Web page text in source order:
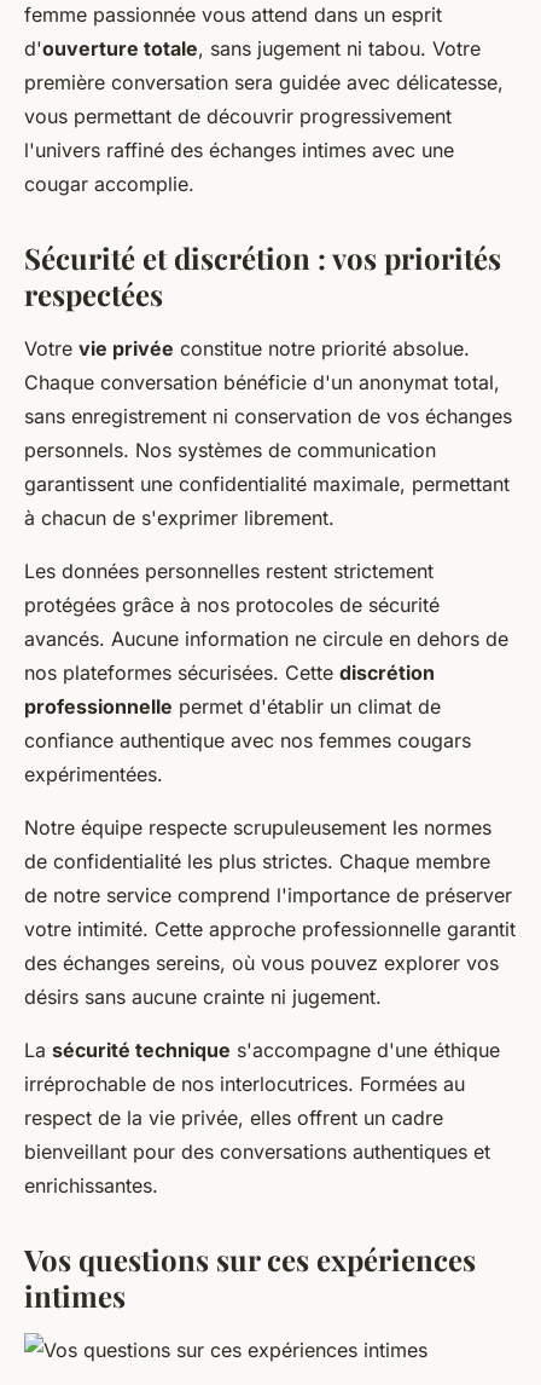
femme passionnée vous attend dans un esprit
d'ouverture totale, sans jugement ni tabou. Votre
première conversation sera guidée avec délicatesse,
vous permettant de découvrir progressivement
l'univers raffiné des échanges intimes avec une
cougar accomplie.
Sécurité et discrétion : vos priorités
respectées
Votre vie privée constitue notre priorité absolue.
Chaque conversation bénéficie d'un anonymat total,
sans enregistrement ni conservation de vos échanges
personnels. Nos systèmes de communication
garantissent une confidentialité maximale, permettant
à chacun de s'exprimer librement.
Les données personnelles restent strictement
protégées grâce à nos protocoles de sécurité
avancés. Aucune information ne circule en dehors de
nos plateformes sécurisées. Cette discrétion
professionnelle permet d'établir un climat de
confiance authentique avec nos femmes cougars
expérimentées.
Notre équipe respecte scrupuleusement les normes
de confidentialité les plus strictes. Chaque membre
de notre service comprend l'importance de préserver
votre intimité. Cette approche professionnelle garantit
des échanges sereins, où vous pouvez explorer vos
désirs sans aucune crainte ni jugement.
La sécurité technique s'accompagne d'une éthique
irréprochable de nos interlocutrices. Formées au
respect de la vie privée, elles offrent un cadre
bienveillant pour des conversations authentiques et
enrichissantes.
Vos questions sur ces expériences
intimes